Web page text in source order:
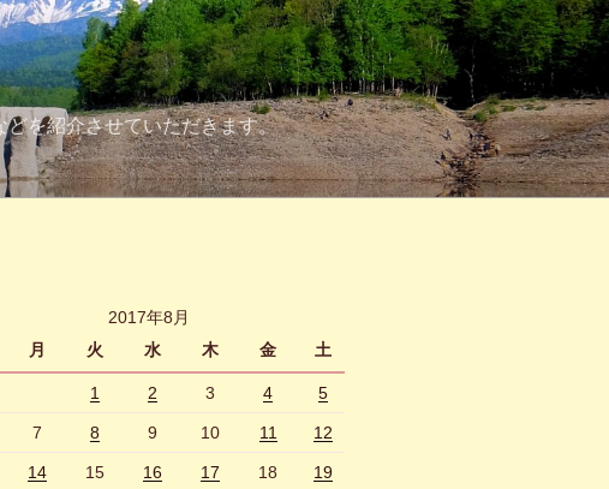
を紹介させていただきます。
2017年8月
月 火 水 木 金 土
1 2 3 4 5
7 8 9 10 11 12
14 15 16 17 18 19